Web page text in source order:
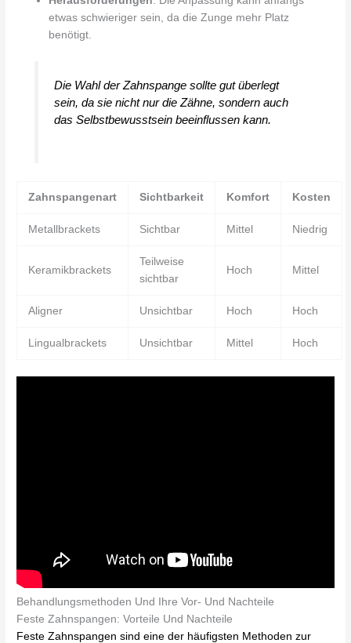
etwas schwieriger sein, da die Zunge mehr Platz
benötigt.
Die Wahl der Zahnspange sollte gut überlegt
sein, da sie nicht nur die Zähne, sondern auch
das Selbstbewusstsein beeinflussen kann.
Zahnspangenart Sichtbarkeit Komfort Kosten
Metallbrackets Sichtbar Mittel Niedrig
Keramikbrackets
Teilweise
sichtbar
Hoch Mittel
Aligner Unsichtbar Hoch Hoch
Lingualbrackets Unsichtbar Mittel Hoch
Behandlungsmethoden Und Ihre Vor- Und Nachteile
Feste Zahnspangen: Vorteile Und Nachteile
Feste Zahnspangen sind eine der häufigsten Methoden zur